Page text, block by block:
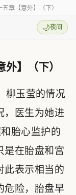
章【意外】（下）
🌙夜间
】（下）
柳玉莹的情况
，医生为她进
胎心监护的
是在胎盘和宫
此表示相当的
危险，胎盘早